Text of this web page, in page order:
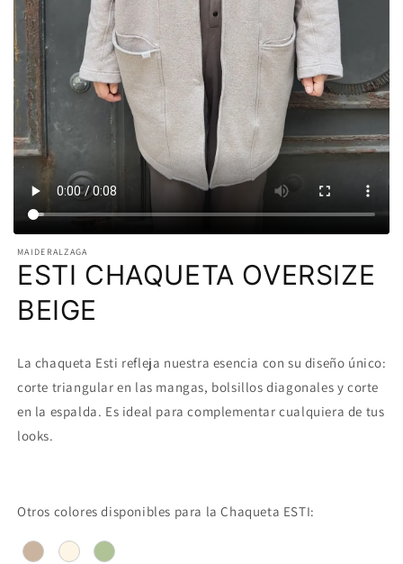
MAIDERALZAGA
ESTI CHAQUETA OVERSIZE
BEIGE
La chaqueta Esti refleja nuestra esencia con su diseño único:
corte triangular en las mangas, bolsillos diagonales y corte
en la espalda. Es ideal para complementar cualquiera de tus
looks.
Otros colores disponibles para la Chaqueta ESTI: